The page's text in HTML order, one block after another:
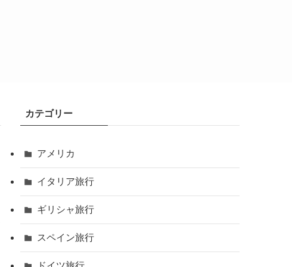
カテゴリー
アメリカ
イタリア旅行
ギリシャ旅行
スペイン旅行